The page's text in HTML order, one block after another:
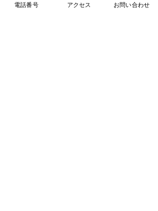
事業紹介
電話番号 アクセス お問い合わせ